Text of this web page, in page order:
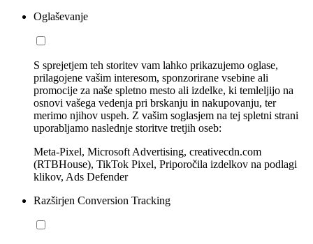
Oglaševanje
S sprejetjem teh storitev vam lahko prikazujemo oglase,
prilagojene vašim interesom, sponzorirane vsebine ali
promocije za naše spletno mesto ali izdelke, ki temleljijo na
osnovi vašega vedenja pri brskanju in nakupovanju, ter
merimo njihov uspeh. Z vašim soglasjem na tej spletni strani
uporabljamo naslednje storitve tretjih oseb:
Meta-Pixel, Microsoft Advertising, creativecdn.com
(RTBHouse), TikTok Pixel, Priporočila izdelkov na podlagi
klikov, Ads Defender
Razširjen Conversion Tracking